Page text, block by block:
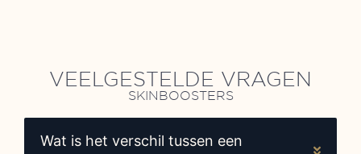
VEELGESTELDE VRAGEN
SKINBOOSTERS
Wat is het verschil tussen een